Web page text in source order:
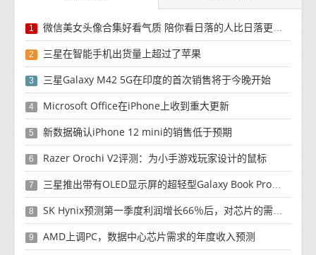
1 微信美女头像合集好看气质 陪你看日落的人比日落更浪漫
2 三星在智能手机出货量上超过了苹果
3 三星Galaxy M42 5G在印度的首次销售将于今晚开始
4 Microsoft Office在iPhone上收到重大更新
5 新数据确认iPhone 12 mini的销售低于预期
6 Razer Orochi V2评测：为小手游戏玩家设计的鼠标
7 三星推出带有OLED显示屏的超轻型Galaxy Book Pro和Galaxy Book Pro 360笔记本电脑
8 SK Hynix预测第一季度利润增长66％后，对芯片的需求将增强
9 AMD上调PC，数据中心芯片需求的年度收入预测